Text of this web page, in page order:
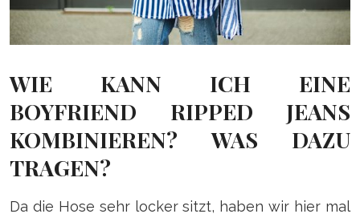
WIE KANN ICH EINE
BOYFRIEND RIPPED JEANS
KOMBINIEREN? WAS DAZU
TRAGEN?
Da die Hose sehr locker sitzt, haben wir hier mal